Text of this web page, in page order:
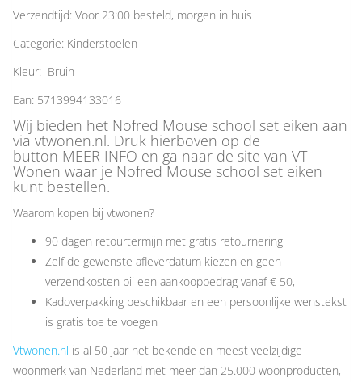
Verzendtijd: Voor 23:00 besteld, morgen in huis
Categorie: Kinderstoelen
Kleur: Bruin
Ean: 5713994133016
Wij bieden het Nofred Mouse school set eiken aan
via vtwonen.nl. Druk hierboven op de
button MEER INFO en ga naar de site van VT
Wonen waar je Nofred Mouse school set eiken
kunt bestellen.
Waarom kopen bij vtwonen?
90 dagen retourtermijn met gratis retournering
Zelf de gewenste afleverdatum kiezen en geen
verzendkosten bij een aankoopbedrag vanaf € 50,-
Kadoverpakking beschikbaar en een persoonlijke wenstekst
is gratis toe te voegen
Vtwonen.nl is al 50 jaar het bekende en meest veelzijdige
woonmerk van Nederland met meer dan 25.000 woonproducten,